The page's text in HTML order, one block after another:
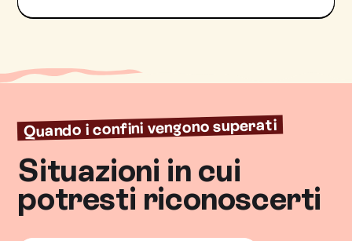
Quando i confini vengono superati
Situazioni in cui
potresti riconoscerti